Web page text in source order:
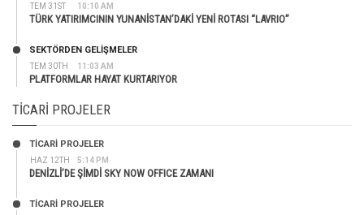
TEM 31ST 10:10 AM
TÜRK YATIRIMCININ YUNANİSTAN’DAKİ YENİ ROTASI “LAVRIO”
TEM 30TH 11:03 AM
SEKTÖRDEN GELIŞMELER
PLATFORMLAR HAYAT KURTARIYOR
TICARI PROJELER
HAZ 12TH 5:14 PM
TİCARİ PROJELER
DENİZLİ’DE ŞİMDİ SKY NOW OFFICE ZAMANI
TİCARİ PROJELER